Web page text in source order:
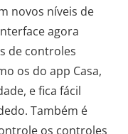
novos níveis de
agora
de controles
os do app Casa,
e fica fácil
Também é
os controles